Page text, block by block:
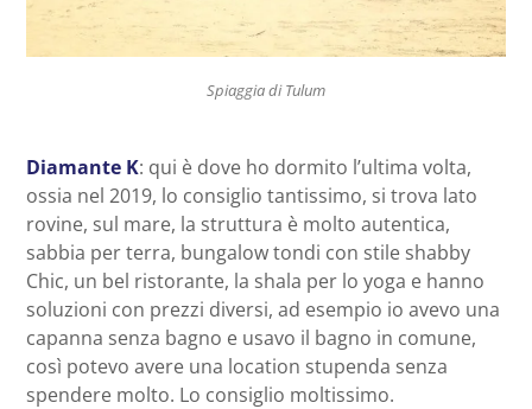
Spiaggia di Tulum
Diamante K: qui è dove ho dormito l’ultima volta,
ossia nel 2019, lo consiglio tantissimo, si trova lato
rovine, sul mare, la struttura è molto autentica,
sabbia per terra, bungalow tondi con stile shabby
Chic, un bel ristorante, la shala per lo yoga e hanno
soluzioni con prezzi diversi, ad esempio io avevo una
capanna senza bagno e usavo il bagno in comune,
così potevo avere una location stupenda senza
spendere molto. Lo consiglio moltissimo.